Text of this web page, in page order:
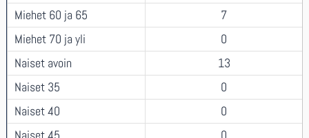
Miehet 60 ja 65
7
Miehet 70 ja yli
0
Naiset avoin
13
Naiset 35
0
Naiset 40
0